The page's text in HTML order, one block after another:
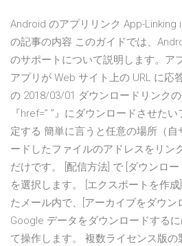
Android のアプリリンク App-Linking
の記事の内容 このガイドでは、
のサポートについて説明します。ア
アプリが Web サイト上の URL に応
の 2018/03/01 ダウンロードリンク
『href=” ”』にダウンロードさせた
定する 簡単に言うと任意の場所（自
ードしたファイルのアドレスをリン
だけです。 [配信方法] で [ダウンロ
を選択します。 [エクスポートを作
たメール内で、[アーカイブをダウン
Google データをダウンロードする
て操作します。 複数ライセンス版